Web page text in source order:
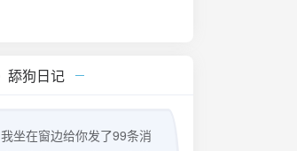
舔狗日记
我坐在窗边给你发了99条消